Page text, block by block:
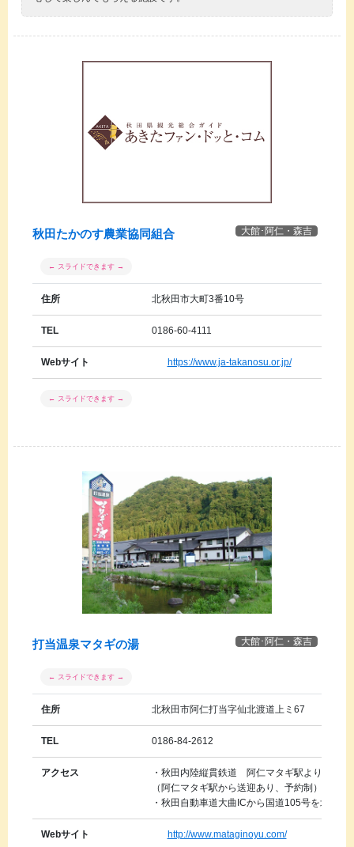
大館･阿仁・森吉
秋田たかのす農業協同組合
住所 北秋田市大町3番10号
TEL 0186-60-4111
Webサイト https://www.ja-takanosu.or.jp/
大館･阿仁・森吉
打当温泉マタギの湯
住所 北秋田市阿仁打当字仙北渡道上ミ67
TEL 0186-84-2612
アクセス
・秋田内陸縦貫鉄道 阿仁マタギ駅より徒歩で
（阿仁マタギ駅から送迎あり、予約制）
・秋田自動車道大曲ICから国道105号を北秋田
Webサイト http://www.mataginoyu.com/